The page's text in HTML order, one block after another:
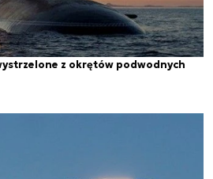
z okrętów podwodnych